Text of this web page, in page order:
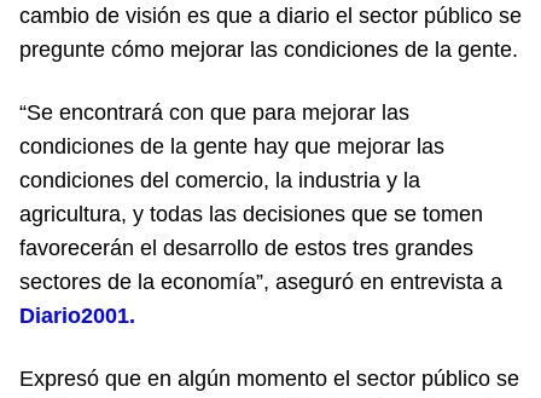
cambio de visión es que a diario el sector público se
pregunte cómo mejorar las condiciones de la gente.
“Se encontrará con que para mejorar las
condiciones de la gente hay que mejorar las
condiciones del comercio, la industria y la
agricultura, y todas las decisiones que se tomen
favorecerán el desarrollo de estos tres grandes
sectores de la economía”, aseguró en entrevista a
Diario2001.
Expresó que en algún momento el sector público se